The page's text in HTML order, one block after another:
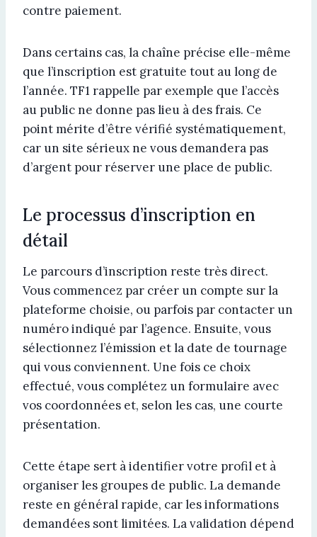
contre paiement.
Dans certains cas, la chaîne précise elle-même
que l’inscription est gratuite tout au long de
l’année. TF1 rappelle par exemple que l’accès
au public ne donne pas lieu à des frais. Ce
point mérite d’être vérifié systématiquement,
car un site sérieux ne vous demandera pas
d’argent pour réserver une place de public.
Le processus d’inscription en
détail
Le parcours d’inscription reste très direct.
Vous commencez par créer un compte sur la
plateforme choisie, ou parfois par contacter un
numéro indiqué par l’agence. Ensuite, vous
sélectionnez l’émission et la date de tournage
qui vous conviennent. Une fois ce choix
effectué, vous complétez un formulaire avec
vos coordonnées et, selon les cas, une courte
présentation.
Cette étape sert à identifier votre profil et à
organiser les groupes de public. La demande
reste en général rapide, car les informations
demandées sont limitées. La validation dépend